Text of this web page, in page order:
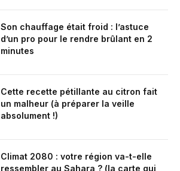
Son chauffage était froid : l’astuce
d’un pro pour le rendre brûlant en 2
minutes
Cette recette pétillante au citron fait
un malheur (à préparer la veille
absolument !)
Climat 2080 : votre région va-t-elle
ressembler au Sahara ? (la carte qui